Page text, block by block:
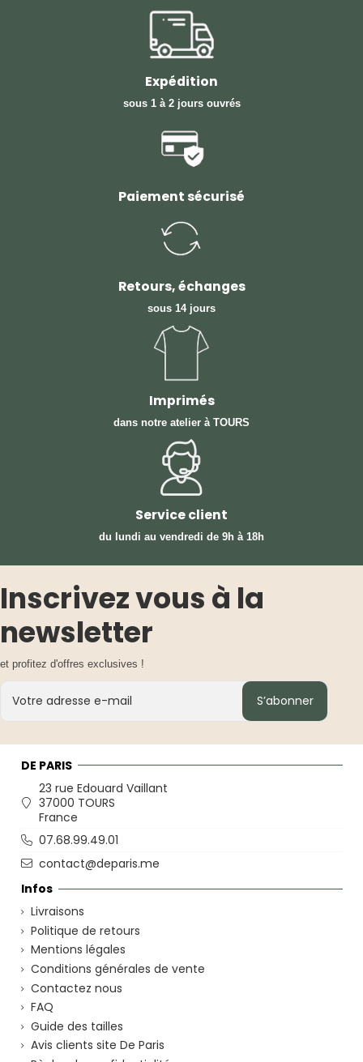
Expédition
sous 1 à 2 jours ouvrés
Paiement sécurisé
Retours, échanges
sous 14 jours
Imprimés
dans notre atelier à TOURS
Service client
du lundi au vendredi de 9h à 18h
Inscrivez vous à la
newsletter
et profitez d'offres exclusives !
S’abonner
Infos
Livraisons
Politique de retours
Mentions légales
Conditions générales de vente
Contactez nous
FAQ
Guide des tailles
Avis clients site De Paris
DE PARIS
23 rue Edouard Vaillant
37000 TOURS
France
07.68.99.49.01
contact@deparis.me